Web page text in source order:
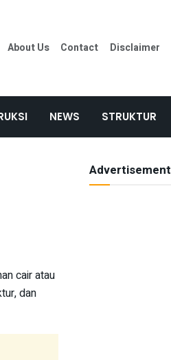
About Us Contact Disclaimer
NEWS STRUKTUR
cair atau
dan
Advertisement